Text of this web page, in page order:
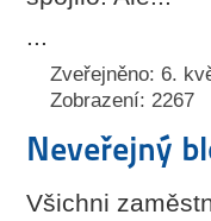
...
Zveřejněno: 6.
Zobrazení: 2267
Neveřejný
Všichni